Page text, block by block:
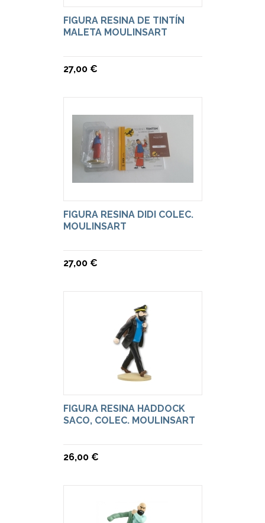
FIGURA RESINA DE TINTÍN
MALETA MOULINSART
27,00 €
FIGURA RESINA DIDI COLEC.
MOULINSART
27,00 €
FIGURA RESINA HADDOCK
SACO, COLEC. MOULINSART
26,00 €